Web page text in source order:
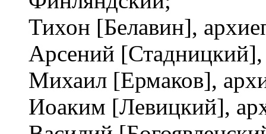
Тихон [Белавин],
Арсений [Стадницкий],
Михаил [Ермаков],
Иоаким [Левицкий],